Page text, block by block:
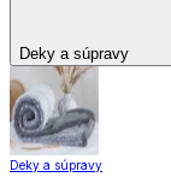
Deky a súpravy
Deky a súpravy